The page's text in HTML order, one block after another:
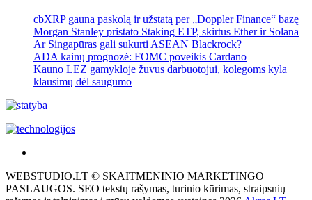
cbXRP gauna paskolą ir užstatą per „Doppler Finance“ bazę
Morgan Stanley pristato Staking ETP, skirtus Ether ir Solana
Ar Singapūras gali sukurti ASEAN Blackrock?
ADA kainų prognozė: FOMC poveikis Cardano
Kauno LEZ gamykloje žuvus darbuotojui, kolegoms kyla
klausimų dėl saugumo
tai
žemės
WEBSTUDIO.LT © SKAITMENINIO MARKETINGO
PASLAUGOS. SEO tekstų rašymas, turinio kūrimas, straipsnių